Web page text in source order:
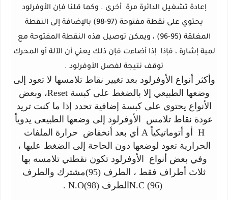
إعادة تشغيل الدائرة مرة أخرى . وكما قلنا فإن الأوفرلود
يحتوي على نقطة مفتوحة (97-98) بالإضافة إلى النقطة
المغلقة (95-96) ، ويمكن توصيل هذه النقطة المفتوحة مع
لمبة إشارة ، فإذا إذا أضاءت فإن ذلك يعني أن الآلة أو المحرك
توقف نتيجة لفصل الأوفرلود .
وأكثر أنواع الأوفرلود بعد تغيير نقاط تلامسها لا تعود إلى
وضعها الطبيعي إلا بالضغط على كبسة Reset، وبعض
الأنواع يحتوي على كبسة إضافية تحدد إذا ما كنت تريد
عودة نقاط تلامس الأوفرلود إلى وضعها الطبيعى يدوياً
H أو أتوماتيكياً A أي بعد أنخفاض حرارة الملفات
الحرارية تعود لوضعها دون الحاجة إلى الضغط عليها ،
وفي بعض أنواع الأوفرلود تكون نقطتي تلامسه بها
ثلاث أطراف فقط ، الطرف (95)مشترك والطرف
(96) N.Cالطرف (98)N.O .